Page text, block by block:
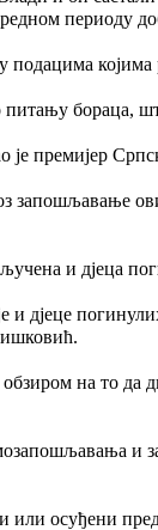
периоду
подацима
бораца,
је премијер
запошљавање
и дјеца
и дјеце
на то да
и
или осуђени